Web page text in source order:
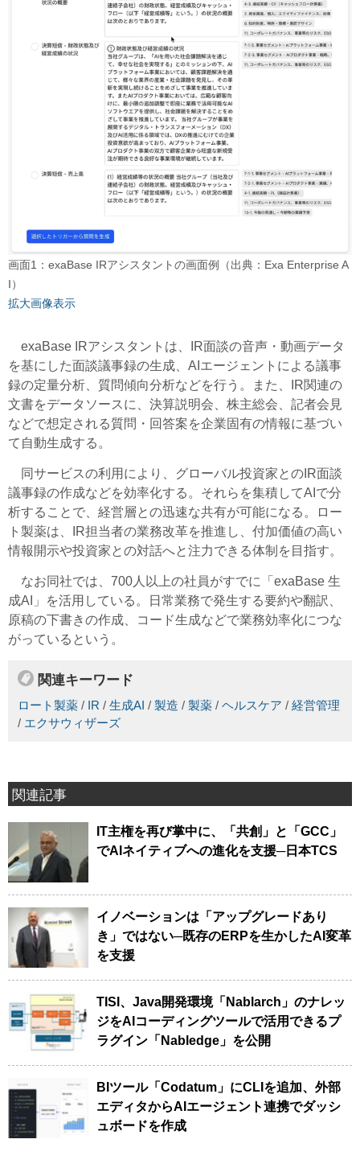
画面1：exaBase IRアシスタントの画面例（出典：Exa Enterprise A
I）
拡大画像表示
exaBase IRアシスタントは、IR面談の音声・動画データ
を基にした面談議事録の生成、AIエージェントによる議事
録の定量分析、質問傾向分析などを行う。また、IR関連の
文書をデータソースに、決算説明会、株主総会、記者会見
などで想定される質問・回答案を企業固有の情報に基づい
て自動生成する。
同サービスの利用により、グローバル投資家とのIR面談
議事録の作成などを効率化する。それらを集積してAIで分
析することで、経営層との迅速な共有が可能になる。ロー
ト製薬は、IR担当者の業務改革を推進し、付加価値の高い
情報開示や投資家との対話へと注力できる体制を目指す。
なお同社では、700人以上の社員がすでに「exaBase 生
成AI」を活用している。日常業務で発生する要約や翻訳、
原稿の下書きの作成、コード生成などで業務効率化につな
がっているという。
関連キーワード
ロート製薬 / IR / 生成AI / 製造 / 製薬 / ヘルスケア / 経営管理
/ エクサウィザーズ
関連記事
IT主権を再び掌中に、「共創」と「GCC」
でAIネイティブへの進化を支援─日本TCS
イノベーションは「アップグレードあり
き」ではない─既存のERPを生かしたAI変革
を支援
TISI、Java開発環境「Nablarch」のナレッ
ジをAIコーディングツールで活用できるプ
ラグイン「Nabledge」を公開
BIツール「Codatum」にCLIを追加、外部
エディタからAIエージェント連携でダッシ
ュボードを作成